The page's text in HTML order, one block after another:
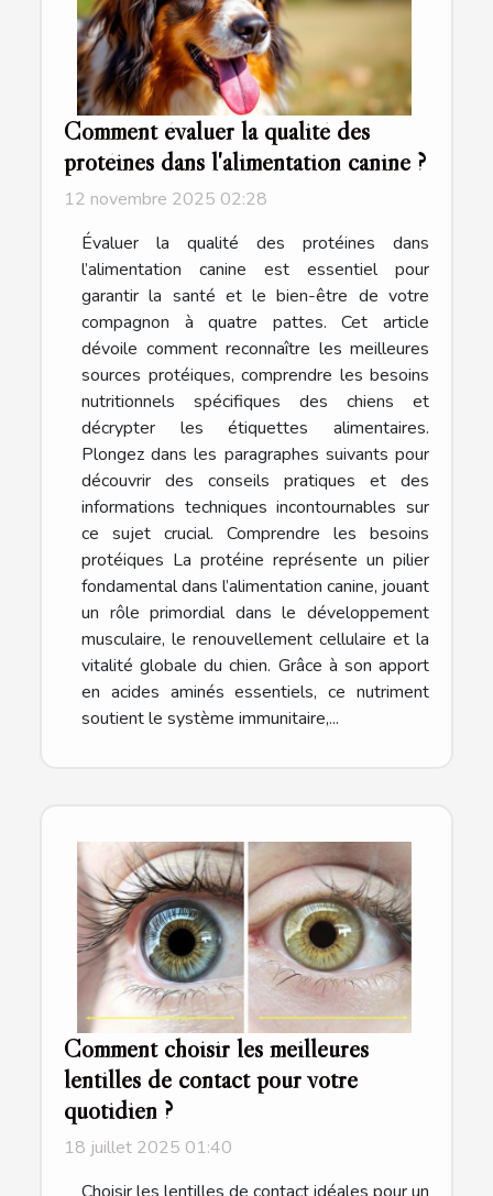
Comment évaluer la qualité des
protéines dans l'alimentation canine ?
12 novembre 2025 02:28
Évaluer la qualité des protéines dans
l’alimentation canine est essentiel pour
garantir la santé et le bien-être de votre
compagnon à quatre pattes. Cet article
dévoile comment reconnaître les meilleures
sources protéiques, comprendre les besoins
nutritionnels spécifiques des chiens et
décrypter les étiquettes alimentaires.
Plongez dans les paragraphes suivants pour
découvrir des conseils pratiques et des
informations techniques incontournables sur
ce sujet crucial. Comprendre les besoins
protéiques La protéine représente un pilier
fondamental dans l’alimentation canine, jouant
un rôle primordial dans le développement
musculaire, le renouvellement cellulaire et la
vitalité globale du chien. Grâce à son apport
en acides aminés essentiels, ce nutriment
soutient le système immunitaire,...
Comment choisir les meilleures
lentilles de contact pour votre
quotidien ?
18 juillet 2025 01:40
Choisir les lentilles de contact idéales pour un